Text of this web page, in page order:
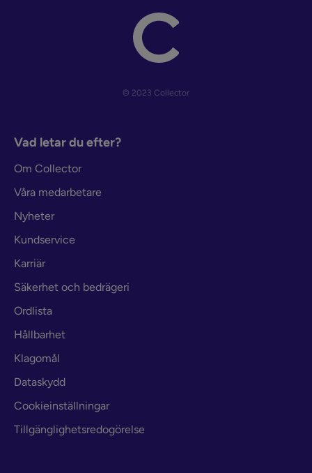
© 2023 Collector
Vad letar du efter?
Om Collector
Våra medarbetare
Nyheter
Kundservice
Karriär
Säkerhet och bedrägeri
Ordlista
Hållbarhet
Klagomål
Dataskydd
Cookieinställningar
Tillgänglighetsredogörelse